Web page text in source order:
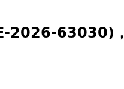
2026-63030)